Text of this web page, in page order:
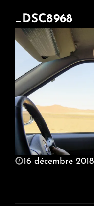
_DSC8968
POSTED
16 décembre 2018